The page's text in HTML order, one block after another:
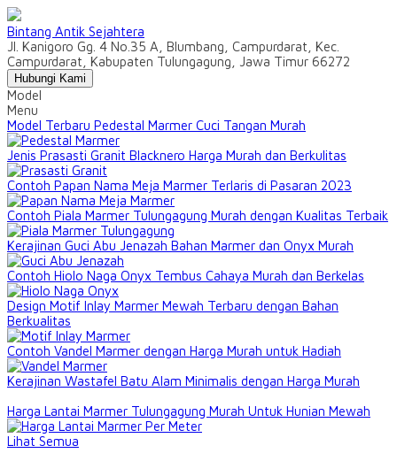
Bintang Antik Sejahtera
Jl. Kanigoro Gg. 4 No.35 A, Blumbang, Campurdarat, Kec.
Campurdarat, Kabupaten Tulungagung, Jawa Timur 66272
Hubungi Kami
Model
Menu
Model Terbaru Pedestal Marmer Cuci Tangan Murah
Jenis Prasasti Granit Blacknero Harga Murah dan Berkulitas
Contoh Papan Nama Meja Marmer Terlaris di Pasaran 2023
Contoh Piala Marmer Tulungagung Murah dengan Kualitas Terbaik
Kerajinan Guci Abu Jenazah Bahan Marmer dan Onyx Murah
Contoh Hiolo Naga Onyx Tembus Cahaya Murah dan Berkelas
Design Motif Inlay Marmer Mewah Terbaru dengan Bahan
Berkualitas
Contoh Vandel Marmer dengan Harga Murah untuk Hadiah
Kerajinan Wastafel Batu Alam Minimalis dengan Harga Murah
Harga Lantai Marmer Tulungagung Murah Untuk Hunian Mewah
Lihat Semua